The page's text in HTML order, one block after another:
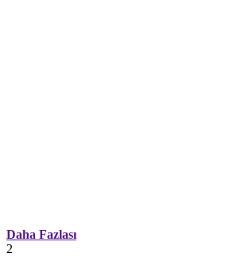
Daha Fazlası
2